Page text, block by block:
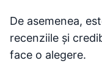
De asemenea,
recenziile și
face o alegere.